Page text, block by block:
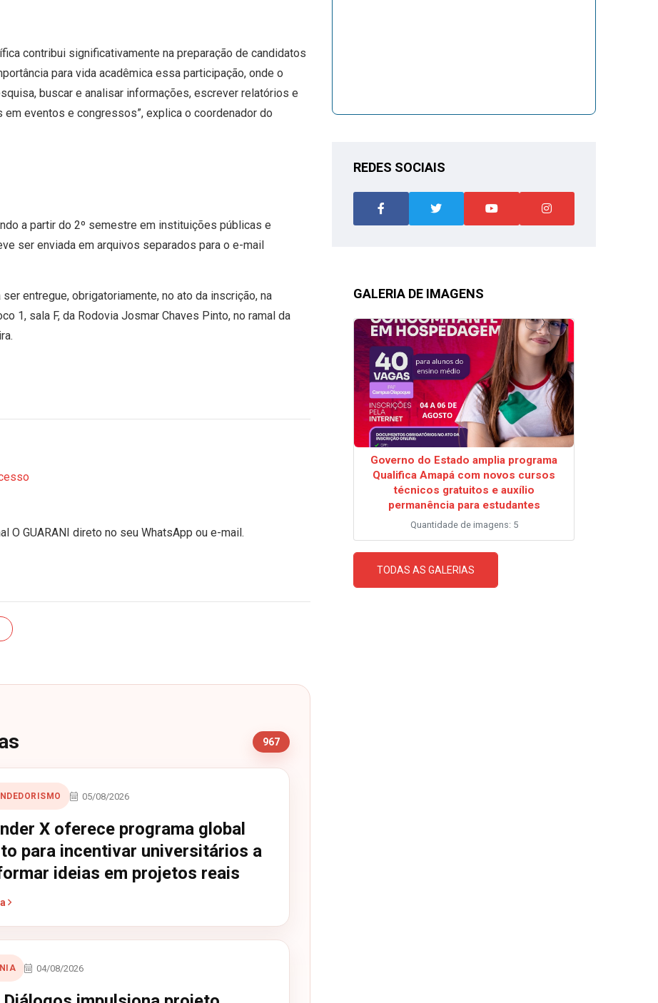
contribui significativamente na preparação de candidatos
para vida acadêmica essa participação, onde o
buscar e analisar informações, escrever relatórios e
eventos e congressos”, explica o coordenador do
a partir do 2º semestre em instituições públicas e
ser enviada em arquivos separados para o e-mail
entregue, obrigatoriamente, no ato da inscrição, na
1, sala F, da Rodovia Josmar Chaves Pinto, no ramal da
O GUARANI direto no seu WhatsApp ou e-mail.
967
05/08/2026
X oferece programa global
para incentivar universitários a
ideias em projetos reais
04/08/2026
REDES SOCIAIS
GALERIA DE IMAGENS
Governo do Estado amplia programa
Qualifica Amapá com novos cursos
técnicos gratuitos e auxílio
permanência para estudantes
Quantidade de imagens: 5
TODAS AS GALERIAS